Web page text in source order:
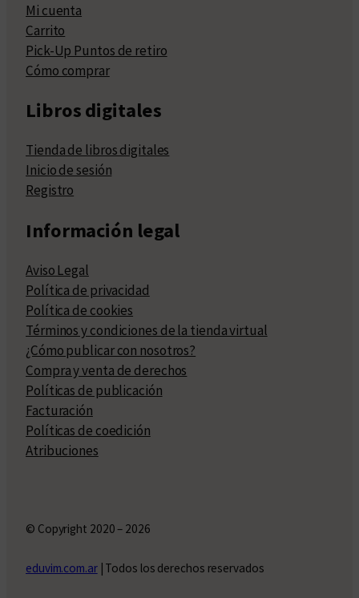
Mi cuenta
Carrito
Pick-Up Puntos de retiro
Cómo comprar
Libros digitales
Tienda de libros digitales
Inicio de sesión
Registro
Información legal
Aviso Legal
Política de privacidad
Política de cookies
Términos y condiciones de la tienda virtual
¿Cómo publicar con nosotros?
Compra y venta de derechos
Políticas de publicación
Facturación
Políticas de coedición
Atribuciones
© Copyright 2020 – 2026
eduvim.com.ar| Todos los derechos reservados